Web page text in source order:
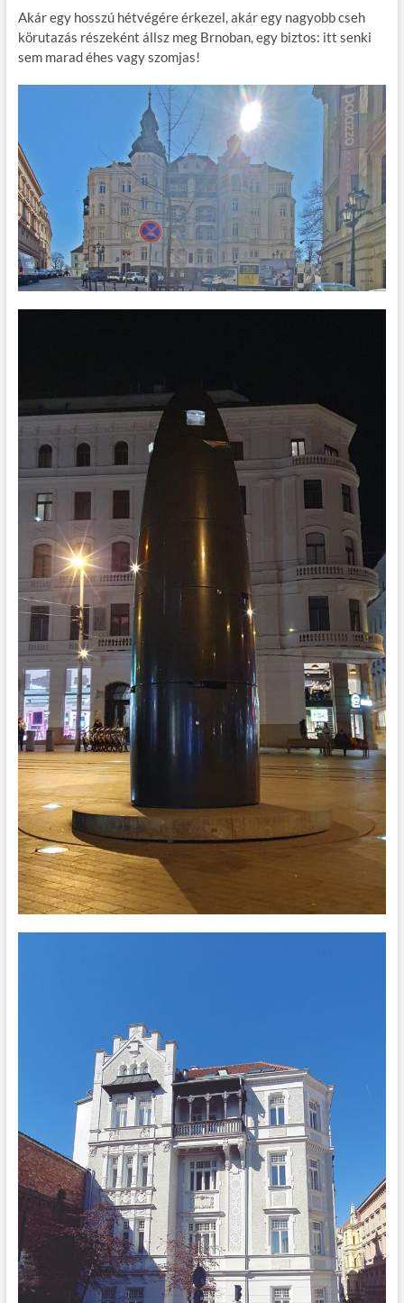
Akár egy hosszú hétvégére érkezel, akár egy nagyobb cseh
körutazás részeként állsz meg Brnoban, egy biztos: itt senki
sem marad éhes vagy szomjas!